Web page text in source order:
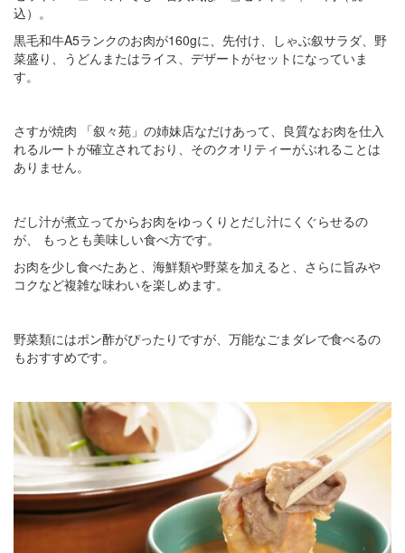
込）。
黒毛和牛A5ランクのお肉が160gに、先付け、しゃぶ叙サラダ、野
菜盛り、うどんまたはライス、デザートがセットになっていま
す。
さすが焼肉 「叙々苑」の姉妹店なだけあって、良質なお肉を仕入
れるルートが確立されており、そのクオリティーがぶれることは
ありません。
だし汁が煮立ってからお肉をゆっくりとだし汁にくぐらせるの
が、 もっとも美味しい食べ方です。
お肉を少し食べたあと、海鮮類や野菜を加えると、さらに旨みや
コクなど複雑な味わいを楽しめます。
野菜類にはポン酢がぴったりですが、万能なごまダレで食べるの
もおすすめです。